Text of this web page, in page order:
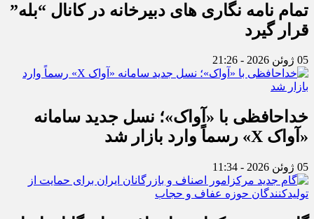
تمام نامه نگاری های دبیرخانه در کانال “بله”
قرار گیرد
05 ژوئن 2026 - 21:26
خداحافظی با «آواک»؛ نسل جدید سامانه
«آواک X» رسماً وارد بازار شد
05 ژوئن 2026 - 11:34